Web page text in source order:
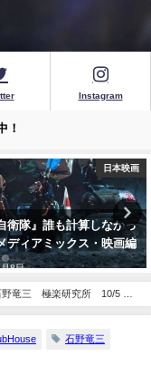
Instagram
！
ウルトラマン
マン 第１話『ウルトラ
号』
24日
野竜三 極楽研究所 10/5 ト
石野竜三